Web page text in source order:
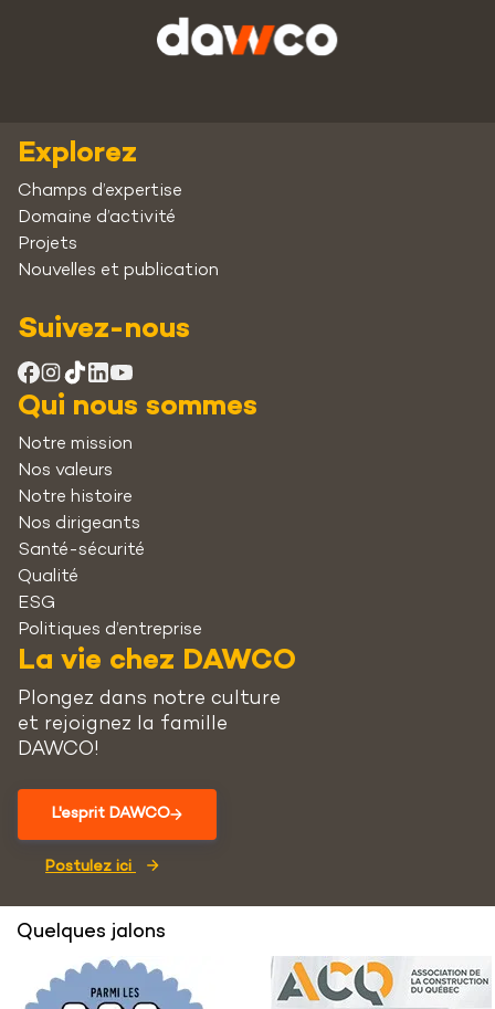
Explorez
Champs d’expertise
Domaine d’activité
Projets
Nouvelles et publication
Suivez-nous
Qui nous sommes
Notre mission
Nos valeurs
Notre histoire
Nos dirigeants
Santé-sécurité
Qualité
ESG
Politiques d’entreprise
La vie chez DAWCO
Plongez dans notre culture
et rejoignez la famille
DAWCO!
L'esprit DAWCO
Postulez ici
Quelques jalons